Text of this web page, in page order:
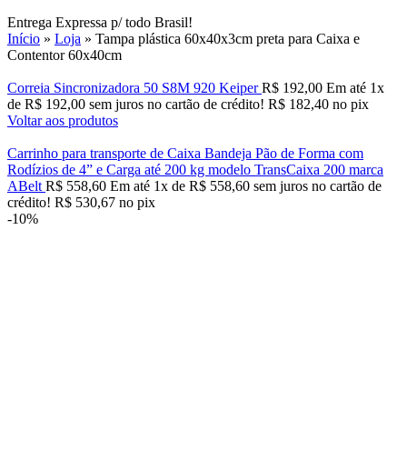
Entrega Expressa p/ todo Brasil!
Início » Loja » Tampa plástica 60x40x3cm preta para Caixa e
Contentor 60x40cm
Correia Sincronizadora 50 S8M 920 KeiperR$ 192,00 Em até 1x
de R$ 192,00 sem juros no cartão de crédito! R$ 182,40 no pix
Voltar aos produtos
Carrinho para transporte de Caixa Bandeja Pão de Forma com
Rodízios de 4” e Carga até 200 kg modelo TransCaixa 200 marca
ABelt R$ 558,60 Em até 1x de R$ 558,60 sem juros no cartão de
crédito! R$ 530,67 no pix
-10%